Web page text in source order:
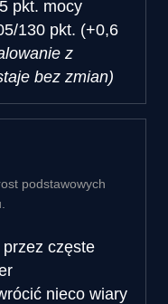
pkt. mocy
130 pkt. (+0,6
z
bez zmian)
podstawowych
przez częste
nieco wiary